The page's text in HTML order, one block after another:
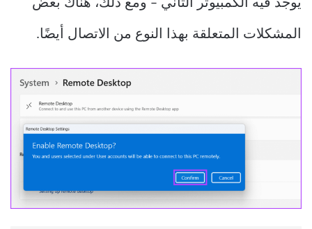
يوجد فيه الكمبيوتر الثاني – ومع ذلك، هناك بعض
المشكلات المتعلقة بهذا النوع من الاتصال أيضًا.